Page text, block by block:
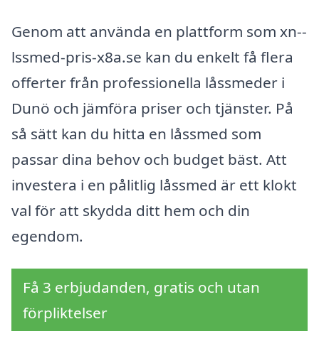
Genom att använda en plattform som xn--
lssmed-pris-x8a.se kan du enkelt få flera
offerter från professionella låssmeder i
Dunö och jämföra priser och tjänster. På
så sätt kan du hitta en låssmed som
passar dina behov och budget bäst. Att
investera i en pålitlig låssmed är ett klokt
val för att skydda ditt hem och din
egendom.
Få 3 erbjudanden, gratis och utan
förpliktelser